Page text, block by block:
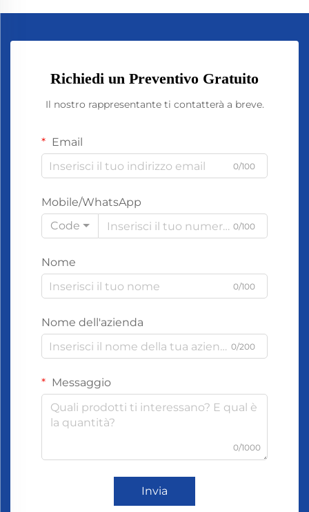
Richiedi un Preventivo Gratuito
Il nostro rappresentante ti contatterà a breve.
Email
0/100
Mobile/WhatsApp
Code
0/100
Nome
0/100
Nome dell'azienda
0/200
Messaggio
0/1000
Invia